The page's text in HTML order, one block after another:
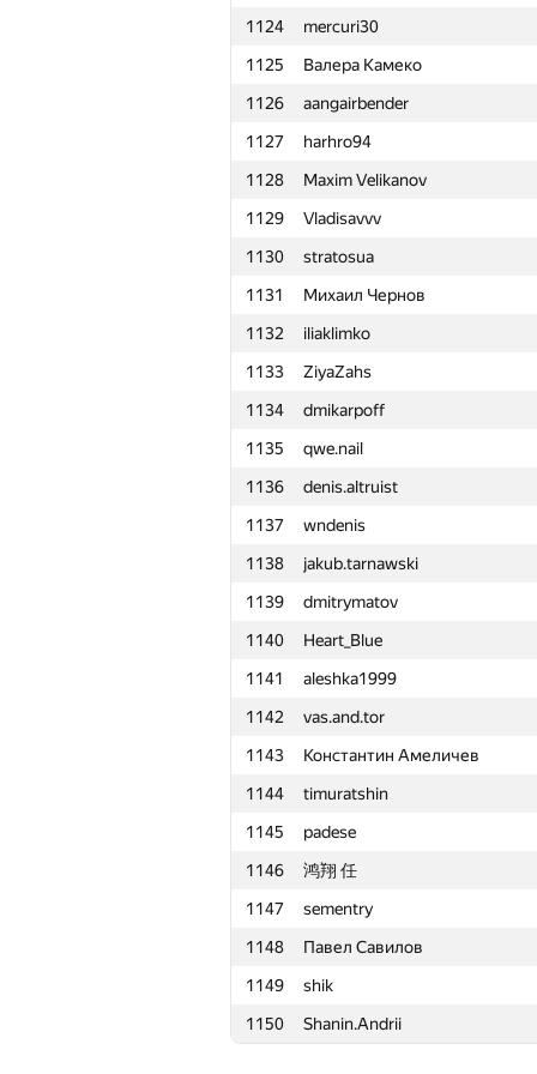
1124
mercuri30
1125
Валера Камеко
1126
aangairbender
1127
harhro94
1128
Maxim Velikanov
1129
Vladisavvv
1130
stratosua
1131
Михаил Чернов
1132
iliaklimko
1133
ZiyaZahs
1134
dmikarpoff
1135
qwe.nail
1136
denis.altruist
1137
wndenis
1138
jakub.tarnawski
1139
dmitrymatov
1140
Heart_Blue
1141
aleshka1999
1142
vas.and.tor
1143
Константин Амеличев
1144
timuratshin
1145
padese
1146
鸿翔 任
1147
sementry
1148
Павел Савилов
1149
shik
1150
Shanin.Andrii
1101 Ian Connor
1102
girlinrainbow
1103
severuscat
1104
Ильяс Ишбаев
1105
kukazaza
1106
pavlovskiiilya
1107
Nicholas Jimsheleishvili
1108
shaunderoza
1109
Parth Mittal
1110
mishasmirnow2011
1111
alescha.golub97
1112
akmintro
1113
v.v.melnyk
1114
anastasia1995ya
1115
ftmw
1116
Rohit Ranjan
1117
yushkevichaleks
1118
GeometryContest
1119
ISmirn0ff
1120
humanisto
1121
ya.z-rjkz
1122
Quốc Cường Trần
1123
RDimon2912
1124
mercuri30
1125
Валера Камеко
1126
aangairbender
1127
harhro94